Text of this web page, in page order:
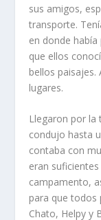
sus amigos,
transporte.
en donde
que ellos
bellos paisajes.
lugares.
Llegaron por la
condujo hasta
contaba con
eran
campamento,
para que todos
Chato, Helpy y